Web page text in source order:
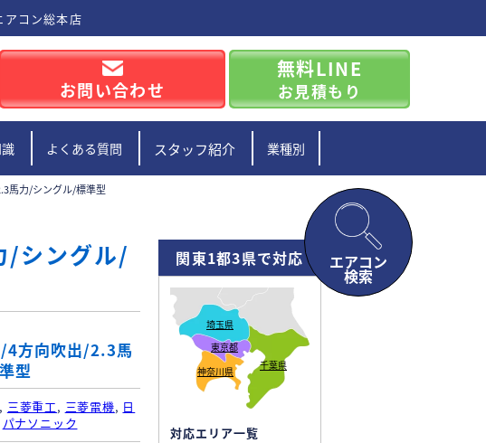
コン総本店
お問い合わせ
無料LINE
お見積もり
よくある質問 スタッフ紹介 業種別
エアコン
検索
馬力/シングル/標準型
/シングル/
4方向吹出/2.3馬
型
, 三菱重工, 三菱電機, 日
パナソニック
関東1都3県で対応
東京都
埼玉県
神奈川県 千葉県
対応エリア一覧